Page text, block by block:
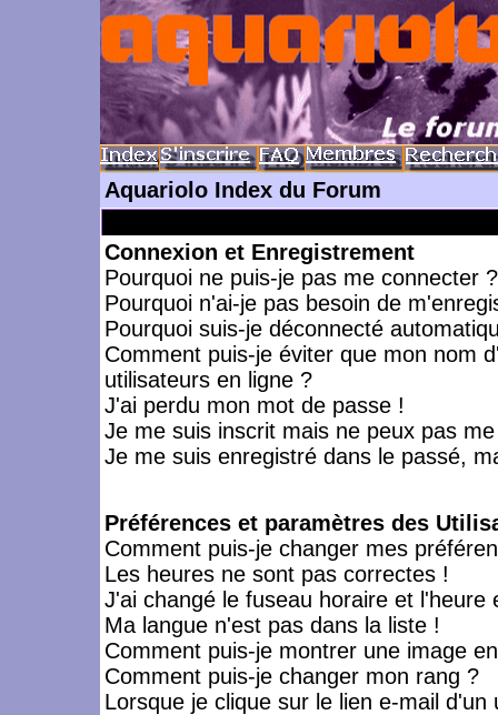
Aquariolo Index du Forum
Connexion et Enregistrement
Pourquoi ne puis-je pas me connecter ?
Pourquoi n'ai-je pas besoin de
Pourquoi suis-je déconnecté
Comment puis-je éviter que mon nom
utilisateurs en ligne ?
J'ai perdu mon mot de passe !
Je me suis inscrit mais ne peux pas
Je me suis enregistré dans le passé,
Préférences et paramètres des
Comment puis-je changer mes
Les heures ne sont pas correctes !
J'ai changé le fuseau horaire et l'heure
Ma langue n'est pas dans la liste !
Comment puis-je montrer une image
Comment puis-je changer mon rang ?
Lorsque je clique sur le lien e-mail